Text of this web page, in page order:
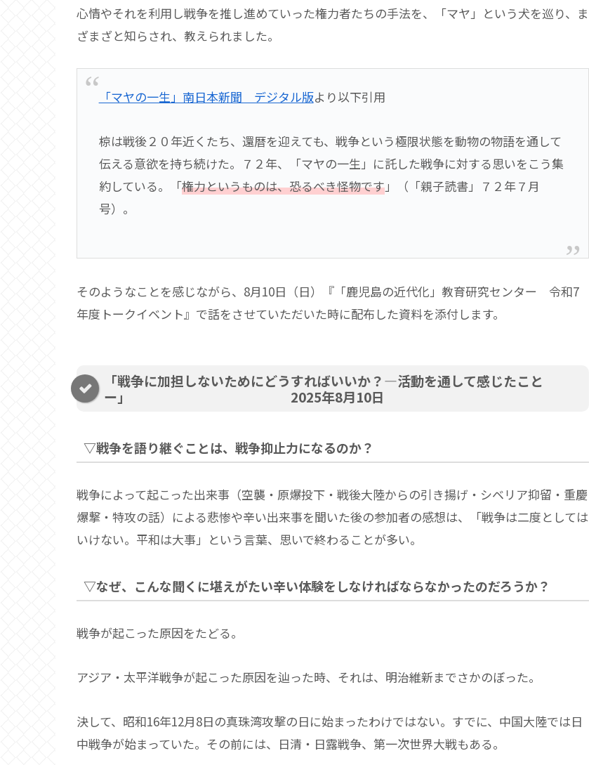
心情やそれを利用し戦争を推し進めていった権力者たちの手法を、「マヤ」という犬を巡り、ま
ざまざと知らされ、教えられました。
「マヤの一生」南日本新聞 デジタル版より以下引用
椋は戦後２０年近くたち、還暦を迎えても、戦争という極限状態を動物の物語を通して
伝える意欲を持ち続けた。７２年、「マヤの一生」に託した戦争に対する思いをこう集
約している。「権力というものは、恐るべき怪物です」（「親子読書」７２年７月
号）。
そのようなことを感じながら、8月10日（日）『「鹿児島の近代化」教育研究センター 令和7
年度トークイベント』で話をさせていただいた時に配布した資料を添付します。
「戦争に加担しないためにどうすればいいか？―活動を通して感じたこと
ー」 2025年8月10日
▽戦争を語り継ぐことは、戦争抑止力になるのか？
戦争によって起こった出来事（空襲・原爆投下・戦後大陸からの引き揚げ・シベリア抑留・重慶
爆撃・特攻の話）による悲惨や辛い出来事を聞いた後の参加者の感想は、「戦争は二度としては
いけない。平和は大事」という言葉、思いで終わることが多い。
▽なぜ、こんな聞くに堪えがたい辛い体験をしなければならなかったのだろうか？
戦争が起こった原因をたどる。
アジア・太平洋戦争が起こった原因を辿った時、それは、明治維新までさかのぼった。
決して、昭和16年12月8日の真珠湾攻撃の日に始まったわけではない。すでに、中国大陸では日
中戦争が始まっていた。その前には、日清・日露戦争、第一次世界大戦もある。